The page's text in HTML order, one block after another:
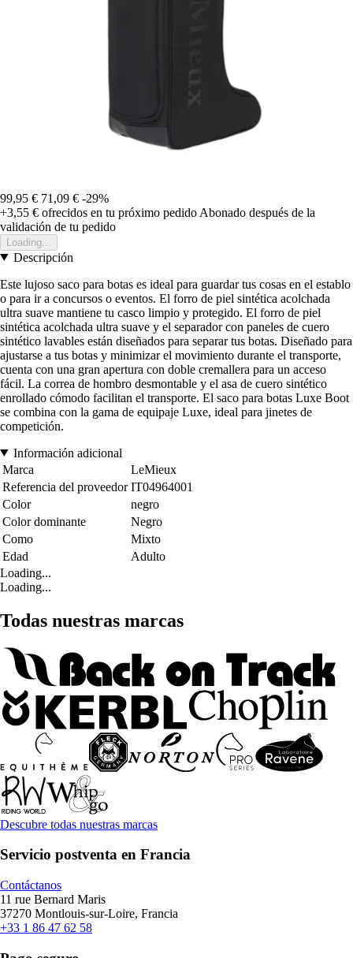
99,95 € 71,09 € -29%
+3,55 € ofrecidos en tu próximo pedido Abonado después de la
validación de tu pedido
Loading...
Descripción
Este lujoso saco para botas es ideal para guardar tus cosas en el establo
o para ir a concursos o eventos. El forro de piel sintética acolchada
ultra suave mantiene tu casco limpio y protegido. El forro de piel
sintética acolchada ultra suave y el separador con paneles de cuero
sintético lavables están diseñados para separar tus botas. Diseñado para
ajustarse a tus botas y minimizar el movimiento durante el transporte,
cuenta con una gran apertura con doble cremallera para un acceso
fácil. La correa de hombro desmontable y el asa de cuero sintético
enrollado cómodo facilitan el transporte. El saco para botas Luxe Boot
se combina con la gama de equipaje Luxe, ideal para jinetes de
competición.
Información adicional
Marca
LeMieux
Referencia del proveedor IT04964001
Color
negro
Color dominante
Negro
Como
Mixto
Edad
Adulto
Loading...
Loading...
Todas nuestras marcas
Descubre todas nuestras marcas
Servicio postventa en Francia
Contáctanos
11 rue Bernard Maris
37270 Montlouis-sur-Loire, Francia
+33 1 86 47 62 58